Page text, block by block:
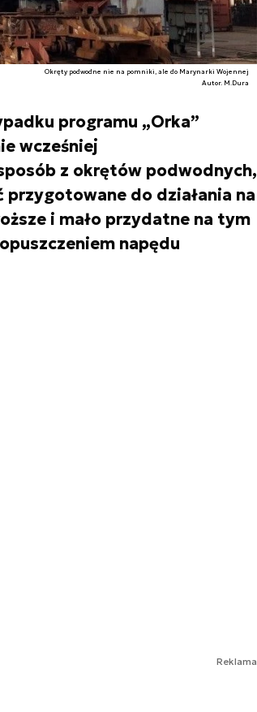
Okręty podwodne nie na pomniki, ale do Marynarki Wojennej
Autor. M.Dura
programu „Orka”
wcześniej
z okrętów podwodnych,
do działania na
i mało przydatne na tym
napędu
Reklama